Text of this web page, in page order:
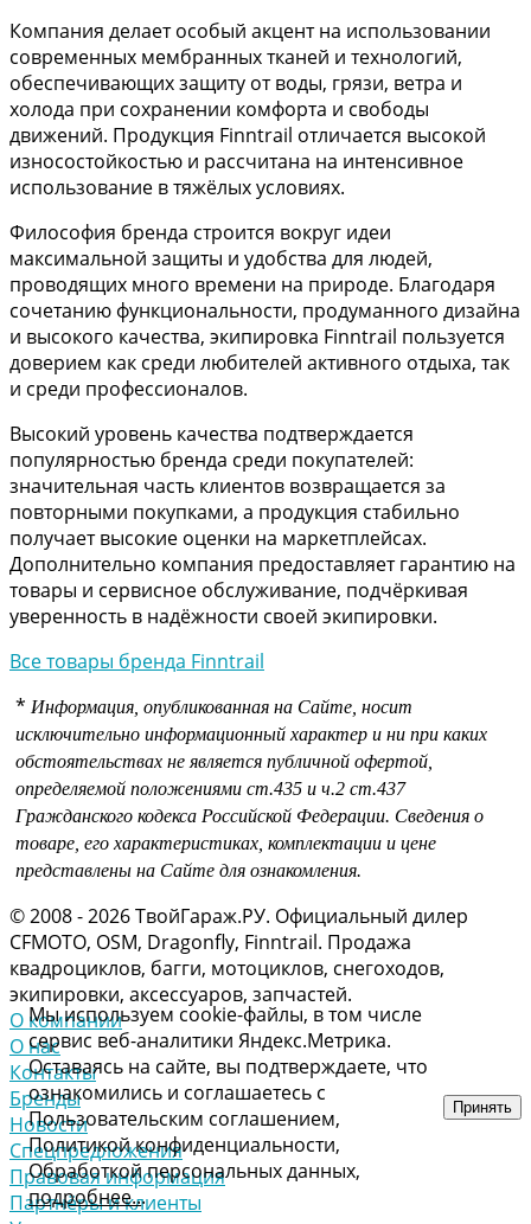
Компания делает особый акцент на использовании
современных мембранных тканей и технологий,
обеспечивающих защиту от воды, грязи, ветра и
холода при сохранении комфорта и свободы
движений. Продукция Finntrail отличается высокой
износостойкостью и рассчитана на интенсивное
использование в тяжёлых условиях.
Философия бренда строится вокруг идеи
максимальной защиты и удобства для людей,
проводящих много времени на природе. Благодаря
сочетанию функциональности, продуманного дизайна
и высокого качества, экипировка Finntrail пользуется
доверием как среди любителей активного отдыха, так
и среди профессионалов.
Высокий уровень качества подтверждается
популярностью бренда среди покупателей:
значительная часть клиентов возвращается за
повторными покупками, а продукция стабильно
получает высокие оценки на маркетплейсах.
Дополнительно компания предоставляет гарантию на
товары и сервисное обслуживание, подчёркивая
уверенность в надёжности своей экипировки.
Все товары бренда Finntrail
* Информация, опубликованная на Сайте, носит
исключительно информационный характер и ни при каких
обстоятельствах не является публичной офертой,
определяемой положениями ст.435 и ч.2 ст.437
Гражданского кодекса Российской Федерации. Сведения о
товаре, его характеристиках, комплектации и цене
представлены на Сайте для ознакомления.
© 2008 - 2026 ТвойГараж.РУ. Официальный дилер
CFMOTO, OSM, Dragonfly, Finntrail. Продажа
квадроциклов, багги, мотоциклов, снегоходов,
экипировки, аксессуаров, запчастей.
О компании
О нас
Контакты
Бренды
Новости
Спецпредложения
Правовая информация
Партнёры и клиенты
Мы используем cookie-файлы, в том числе
сервис веб-аналитики Яндекс.Метрика.
Оставаясь на сайте, вы подтверждаете, что
ознакомились и соглашаетесь с
Пользовательским соглашением,
Политикой конфиденциальности,
Обработкой персональных данных,
подробнее...
Принять